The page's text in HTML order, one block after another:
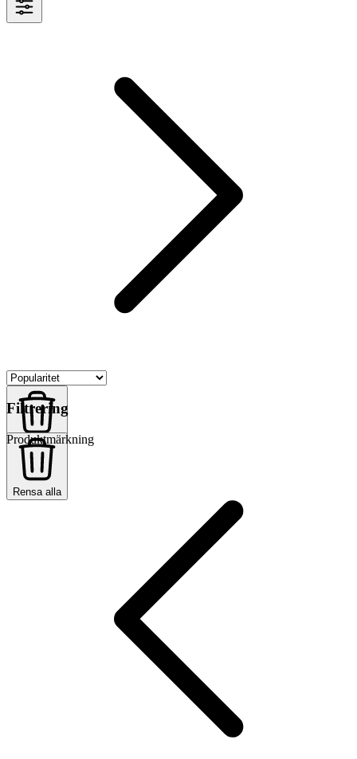
Rensa alla
Filtrering
Rensa alla
Produktmärkning